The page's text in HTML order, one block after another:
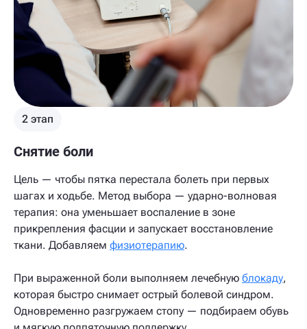
2 этап
Снятие боли
Цель — чтобы пятка перестала болеть при первых
шагах и ходьбе. Метод выбора — ударно-волновая
терапия: она уменьшает воспаление в зоне
прикрепления фасции и запускает восстановление
ткани. Добавляем физиотерапию.
При выраженной боли выполняем лечебную блокаду,
которая быстро снимает острый болевой синдром.
Одновременно разгружаем стопу — подбираем обувь